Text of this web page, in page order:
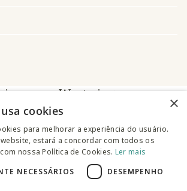
o app Westwing
×
cookies
para melhorar a experiência do usuário.
estará a concordar com todos os
nossa Política de Cookies. Ler mais
NECESSÁRIOS
DESEMPENHO